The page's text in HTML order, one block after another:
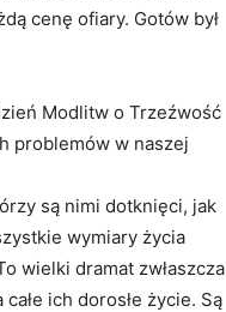
cenę ofiary. Gotów był
Modlitw o Trzeźwość
problemów w naszej
są nimi dotknięci, jak
wymiary życia
wielki dramat zwłaszcza
ich dorosłe życie. Są